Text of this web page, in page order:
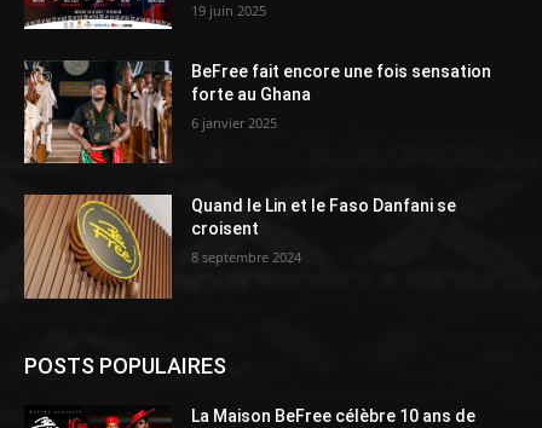
19 juin 2025
BeFree fait encore une fois sensation
forte au Ghana
6 janvier 2025
Quand le Lin et le Faso Danfani se
croisent
8 septembre 2024
POSTS POPULAIRES
La Maison BeFree célèbre 10 ans de